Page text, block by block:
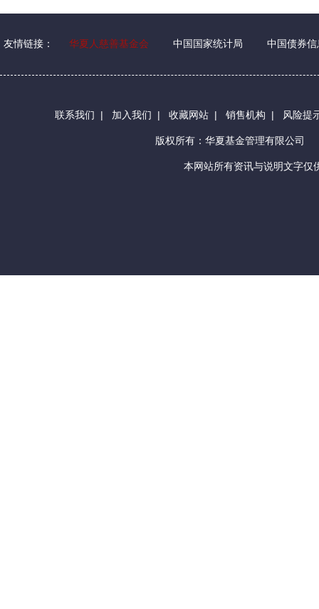
友情链接： 华夏人慈善基金会 中国国家统计局 中国债券信
联系我们 | 加入我们 | 收藏网站 | 销售机构 | 风险提
版权所有：华夏基金管理有限公司
本网站所有资讯与说明文字仅